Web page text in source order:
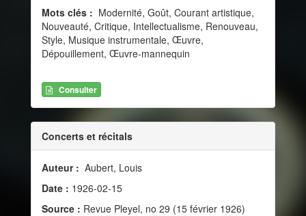
Mots clés : Modernité, Goût, Courant artistique,
Nouveauté, Critique, Intellectualisme, Renouveau,
Style, Musique instrumentale, Œuvre,
Dépouillement, Œuvre-mannequin
Consulter
Concerts et récitals
Auteur : Aubert, Louis
Date : 1926-02-15
Source : Revue Pleyel, no 29 (15 février 1926)